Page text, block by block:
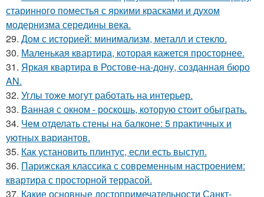
старинного поместья с яркими красками и духом
модернизма середины века.
29. Дом с историей: минимализм, металл и стекло.
30. Маленькая квартира, которая кажется просторнее.
31. Яркая квартира в Ростове-на-дону, созданная бюро
AN.
32. Углы тоже могут работать на интерьер.
33. Ванная с окном - роскошь, которую стоит обыграть.
34. Чем отделать стены на балконе: 5 практичных и
уютных вариантов.
35. Как установить плинтус, если есть выступ.
36. Парижская классика с современным настроением:
квартира с просторной террасой.
37. Какие основные достопримечательности Санкт-